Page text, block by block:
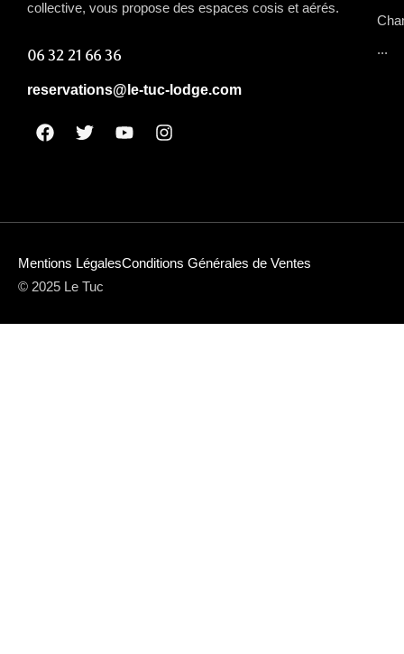
collective, vous propose des espaces cosis et aérés.
06 32 21 66 36
reservations@le-tuc-lodge.com
...
Mentions LégalesConditions Générales de Ventes
© 2025 Le Tuc